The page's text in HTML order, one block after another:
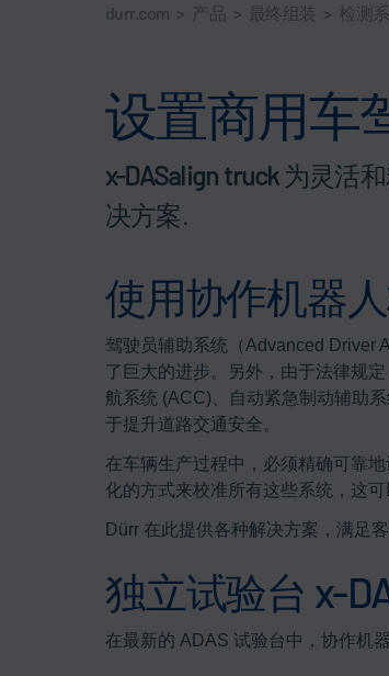
durr.com > 产品 > 最终组装 > 检测
设置商用车
x-DASalign truck为灵活
决方案.
使用协作机器
驾驶员辅助系统（Advanced Driver
了巨大的进步。另外，由于法律规
航系统 (ACC)、自动紧急制动辅助
于提升道路交通安全。
在车辆生产过程中，必须精确可靠
化的方式来校准所有这些系统，这
Dürr 在此提供各种解决方案，满足
独立试验台 x-
在最新的 ADAS 试验台中，协作机